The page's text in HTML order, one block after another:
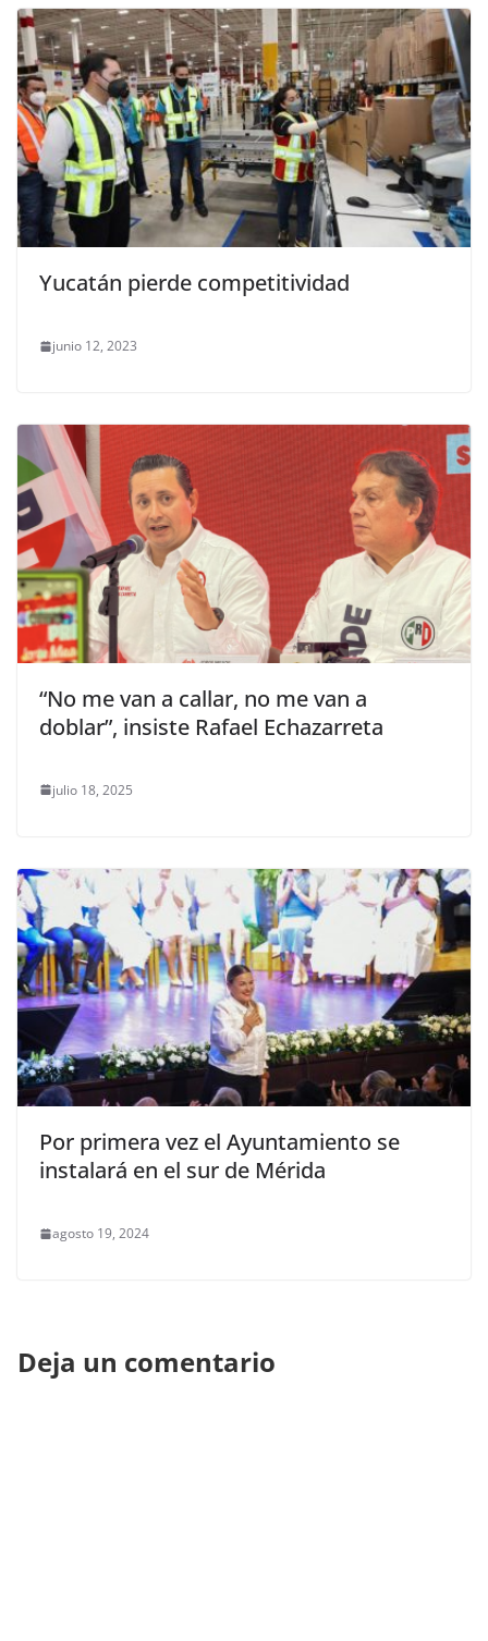
Yucatán pierde competitividad
junio 12, 2023
“No me van a callar, no me van a
doblar”, insiste Rafael Echazarreta
julio 18, 2025
Por primera vez el Ayuntamiento se
instalará en el sur de Mérida
agosto 19, 2024
Deja un comentario